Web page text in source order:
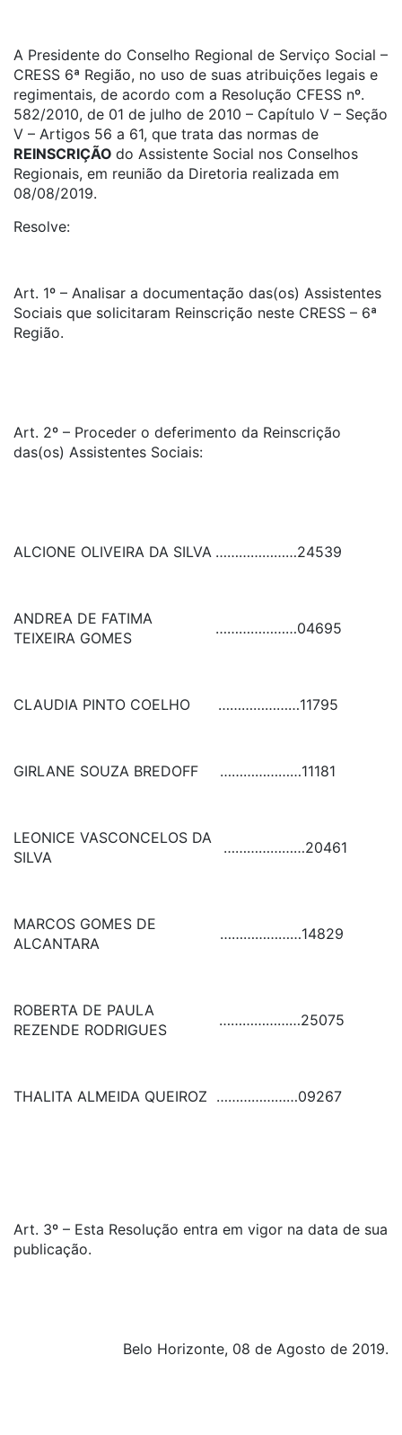
A Presidente do Conselho Regional de Serviço Social –
CRESS 6ª Região, no uso de suas atribuições legais e
regimentais, de acordo com a Resolução CFESS nº.
582/2010, de 01 de julho de 2010 – Capítulo V – Seção
V – Artigos 56 a 61, que trata das normas de
REINSCRIÇÃO do Assistente Social nos Conselhos
Regionais, em reunião da Diretoria realizada em
08/08/2019.
Resolve:
Art. 1º – Analisar a documentação das(os) Assistentes
Sociais que solicitaram Reinscrição neste CRESS – 6ª
Região.
Art. 2º – Proceder o deferimento da Reinscrição
das(os) Assistentes Sociais:
ALCIONE OLIVEIRA DA SILVA …………………24539
ANDREA DE FATIMA
TEIXEIRA GOMES
…………………04695
CLAUDIA PINTO COELHO …………………11795
GIRLANE SOUZA BREDOFF …………………11181
LEONICE VASCONCELOS DA
SILVA
…………………20461
MARCOS GOMES DE
ALCANTARA
…………………14829
ROBERTA DE PAULA
REZENDE RODRIGUES
…………………25075
THALITA ALMEIDA QUEIROZ …………………09267
Art. 3º – Esta Resolução entra em vigor na data de sua
publicação.
Belo Horizonte, 08 de Agosto de 2019.